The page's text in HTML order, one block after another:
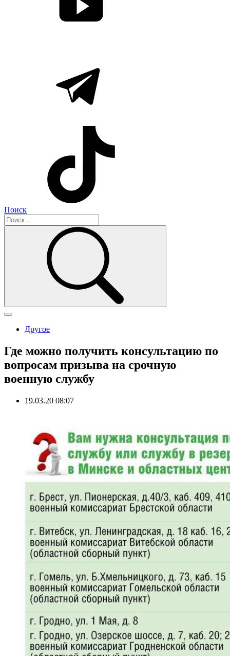
Поиск
Другое
Где можно получить консультацию по
вопросам призыва на срочную
военную службу
19.03.20 08:07